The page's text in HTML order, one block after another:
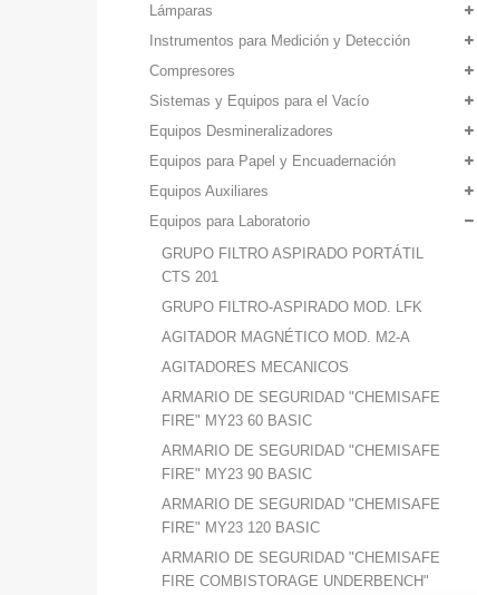
Lámparas
Instrumentos para Medición y Detección
Compresores
Sistemas y Equipos para el Vacío
Equipos Desmineralizadores
Equipos para Papel y Encuadernación
Equipos Auxiliares
Equipos para Laboratorio
GRUPO FILTRO ASPIRADO PORTÁTIL
CTS 201
GRUPO FILTRO-ASPIRADO MOD. LFK
AGITADOR MAGNÉTICO MOD. M2-A
AGITADORES MECANICOS
ARMARIO DE SEGURIDAD "CHEMISAFE
FIRE" MY23 60 BASIC
ARMARIO DE SEGURIDAD "CHEMISAFE
FIRE" MY23 90 BASIC
ARMARIO DE SEGURIDAD "CHEMISAFE
FIRE" MY23 120 BASIC
ARMARIO DE SEGURIDAD "CHEMISAFE
FIRE COMBISTORAGE UNDERBENCH"